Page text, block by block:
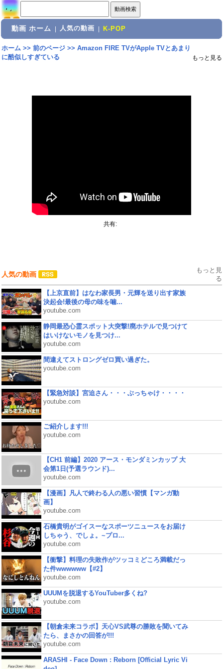
動画 ホーム 人気の動画 K-POP
ホーム>> 前のページ>> Amazon FIRE TVがApple TVとあまり
に酷似しすぎている
もっと見る
共有:
人気の動画
もっと見
る
【上京直前】はなわ家長男・元輝を送り出す家族
決起会!最後の母の味を噛...
youtube.com
静岡最恐心霊スポット大突撃!廃ホテルで見つけて
はいけないモノを見つけ...
youtube.com
間違えてストロングゼロ買い過ぎた。
youtube.com
【緊急対談】宮迫さん・・・ぶっちゃけ・・・・
youtube.com
ご紹介します!!!
youtube.com
【CH1 前編】2020 アース・モンダミンカップ 大
会第1日(予選ラウンド)...
youtube.com
【漫画】凡人で終わる人の悪い習慣【マンガ動
画】
youtube.com
石橋貴明がゴイスーなスポーツニュースをお届け
しちゃう、でしょ。~プロ...
youtube.com
【衝撃】料理の失敗作がツッコミどころ満載だっ
た件wwwwww【#2】
youtube.com
UUUMを脱退するYouTuber多くね?
youtube.com
【朝倉未来コラボ】天心VS武尊の勝敗を聞いてみ
たら、まさかの回答が!!!
youtube.com
ARASHI - Face Down : Reborn [Official Lyric Vi